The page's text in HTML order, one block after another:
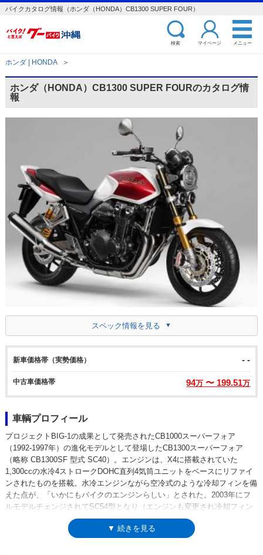
バイクカタログ情報（ホンダ（HONDA）CB1300 SUPER FOUR）
検索 マイページ メニュー
ホンダ | HONDA ＞
ホンダ（HONDA）CB1300 SUPER FOURのカタログ情
報
スペック情報を見る
新車価格帯（実勢価格） - -
中古車価格帯 94万 〜 199.51万
車輌プロフィール
プロジェクトBIG-1の成果として発売されたCB1000スーパーフォア
（1992-1997年）の進化モデルとして登場したCB1300スーパーフォア
（略称 CB1300SF 型式 SC40）。エンジンは、X4に搭載されていた
1,300ccの水冷4ストロークDOHC直列4気筒ユニットをベースにリファイ
ンされたものを搭載。水冷エンジンながら空冷式のような冷却フィンを備
えた点が、「いかにもバイクのエンジンらしい」とされた。2003年にフ
ルモデルチェンジされてSC54型となり（エンジンも変更され冷却フィン
はなくなる）、2005年にハーフカウルを装備したCB1300スーパーボルド
ールがラインナップに加わったあとは、CB1300シリーズとして、マイナ
▼ 続きを見る